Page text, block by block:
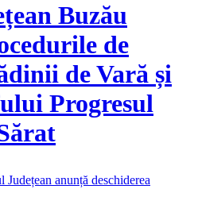
Buzău
de
de Vară și
Progresul